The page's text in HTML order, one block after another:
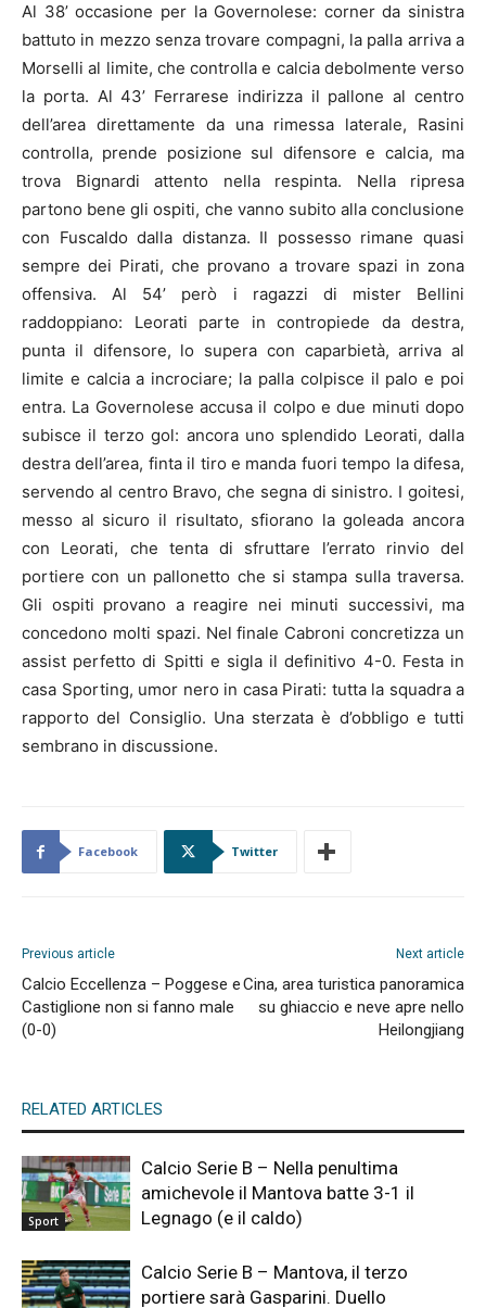
Al 38’ occasione per la Governolese: corner da sinistra
battuto in mezzo senza trovare compagni, la palla arriva a
Morselli al limite, che controlla e calcia debolmente verso
la porta. Al 43’ Ferrarese indirizza il pallone al centro
dell’area direttamente da una rimessa laterale, Rasini
controlla, prende posizione sul difensore e calcia, ma
trova Bignardi attento nella respinta. Nella ripresa
partono bene gli ospiti, che vanno subito alla conclusione
con Fuscaldo dalla distanza. Il possesso rimane quasi
sempre dei Pirati, che provano a trovare spazi in zona
offensiva. Al 54’ però i ragazzi di mister Bellini
raddoppiano: Leorati parte in contropiede da destra,
punta il difensore, lo supera con caparbietà, arriva al
limite e calcia a incrociare; la palla colpisce il palo e poi
entra. La Governolese accusa il colpo e due minuti dopo
subisce il terzo gol: ancora uno splendido Leorati, dalla
destra dell’area, finta il tiro e manda fuori tempo la difesa,
servendo al centro Bravo, che segna di sinistro. I goitesi,
messo al sicuro il risultato, sfiorano la goleada ancora
con Leorati, che tenta di sfruttare l’errato rinvio del
portiere con un pallonetto che si stampa sulla traversa.
Gli ospiti provano a reagire nei minuti successivi, ma
concedono molti spazi. Nel finale Cabroni concretizza un
assist perfetto di Spitti e sigla il definitivo 4-0. Festa in
casa Sporting, umor nero in casa Pirati: tutta la squadra a
rapporto del Consiglio. Una sterzata è d’obbligo e tutti
sembrano in discussione.
Facebook Twitter
Previous article
Calcio Eccellenza – Poggese e
Castiglione non si fanno male
(0-0)
Next article
Cina, area turistica panoramica
su ghiaccio e neve apre nello
Heilongjiang
RELATED ARTICLES
Sport
Calcio Serie B – Nella penultima
amichevole il Mantova batte 3-1 il
Legnago (e il caldo)
Calcio Serie B – Mantova, il terzo
portiere sarà Gasparini. Duello